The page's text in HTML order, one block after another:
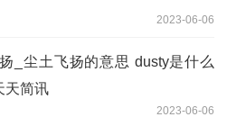
2023-06-06
_尘土飞扬的意思 dusty是什么
天简讯
2023-06-06